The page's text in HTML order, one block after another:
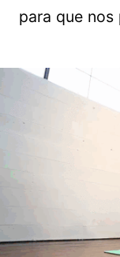
para que nos